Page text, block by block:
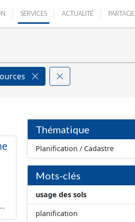
SERVICES ACTUALITÉ PARTAGE
Thématique
Planification / Cadastre
Mots-clés
usage des sols
planification